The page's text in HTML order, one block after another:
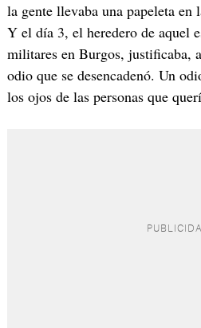
la gente llevaba una papeleta en
Y el día 3, el heredero de aquel
militares en Burgos, justificaba,
odio que se desencadenó. Un
los ojos de las personas que